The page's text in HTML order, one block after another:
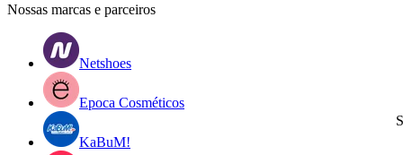
Nossas marcas e parceiros
Netshoes
Epoca Cosméticos
KaBuM!